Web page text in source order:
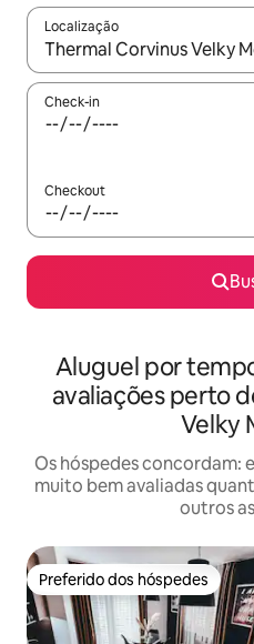
Localização
Quando os resultados
Check-in
Checkout
Aluguel por
avaliações perto
Velky
Os hóspedes concordam:
muito bem avaliadas
outros
Preferido dos hóspedes
Preferido dos hóspedes